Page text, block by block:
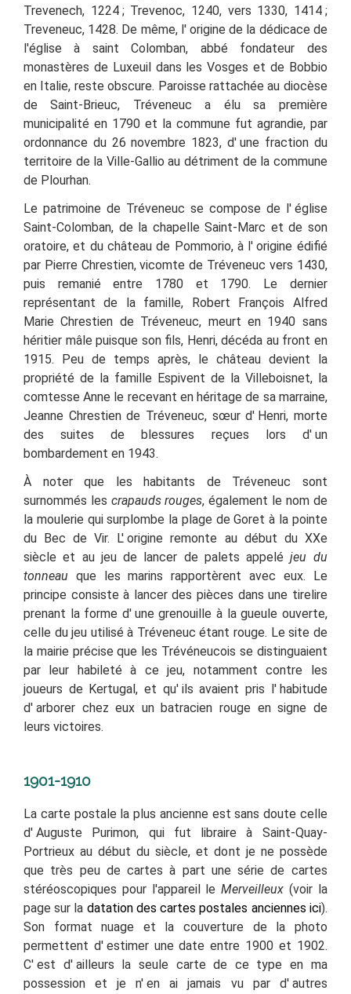
Trevenech, 1224 ; Trevenoc, 1240, vers 1330, 1414 ;
Treveneuc, 1428. De même, l' origine de la dédicace de
l'église à saint Colomban, abbé fondateur des
monastères de Luxeuil dans les Vosges et de Bobbio
en Italie, reste obscure. Paroisse rattachée au diocèse
de Saint-Brieuc, Tréveneuc a élu sa première
municipalité en 1790 et la commune fut agrandie, par
ordonnance du 26 novembre 1823, d' une fraction du
territoire de la Ville-Gallio au détriment de la commune
de Plourhan.
Le patrimoine de Tréveneuc se compose de l' église
Saint-Colomban, de la chapelle Saint-Marc et de son
oratoire, et du château de Pommorio, à l' origine édifié
par Pierre Chrestien, vicomte de Tréveneuc vers 1430,
puis remanié entre 1780 et 1790. Le dernier
représentant de la famille, Robert François Alfred
Marie Chrestien de Tréveneuc, meurt en 1940 sans
héritier mâle puisque son fils, Henri, décéda au front en
1915. Peu de temps après, le château devient la
propriété de la famille Espivent de la Villeboisnet, la
comtesse Anne le recevant en héritage de sa marraine,
Jeanne Chrestien de Tréveneuc, sœur d' Henri, morte
des suites de blessures reçues lors d' un
bombardement en 1943.
À noter que les habitants de Tréveneuc sont
surnommés les crapauds rouges, également le nom de
la moulerie qui surplombe la plage de Goret à la pointe
du Bec de Vir. L' origine remonte au début du XXe
siècle et au jeu de lancer de palets appeléjeu du
tonneau que les marins rapportèrent avec eux. Le
principe consiste à lancer des pièces dans une tirelire
prenant la forme d' une grenouille à la gueule ouverte,
celle du jeu utilisé à Tréveneuc étant rouge. Le site de
la mairie précise que les Trévéneucois se distinguaient
par leur habileté à ce jeu, notamment contre les
joueurs de Kertugal, et qu' ils avaient pris l' habitude
d' arborer chez eux un batracien rouge en signe de
leurs victoires.
1901-1910
La carte postale la plus ancienne est sans doute celle
d' Auguste Purimon, qui fut libraire à Saint-Quay-
Portrieux au début du siècle, et dont je ne possède
que très peu de cartes à part une série de cartes
stéréoscopiques pour l'appareil leMerveilleux (voir la
page sur la datation des cartes postales anciennes ici).
Son format nuage et la couverture de la photo
permettent d' estimer une date entre 1900 et 1902.
C' est d' ailleurs la seule carte de ce type en ma
possession et je n' en ai jamais vu par d' autres